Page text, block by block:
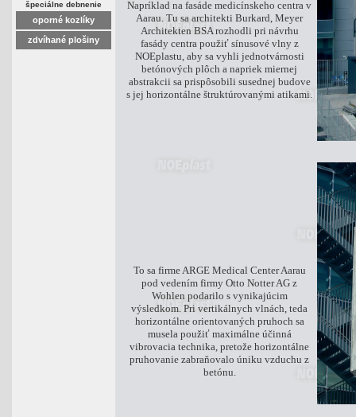
špeciálne debnenie
oporné kozlíky
zdvíhané plošiny
Napríklad na fasáde medicínskeho centra v
Aarau. Tu sa architekti Burkard, Meyer
Architekten BSA rozhodli pri návrhu
fasády centra použiť sínusové vlny z
NOEplastu, aby sa vyhli jednotvárnosti
betónových plôch a napriek miernej
abstrakcii sa prispôsobili susednej budove
s jej horizontálne štruktúrovanými atikami.
To sa firme ARGE Medical Center Aarau
pod vedením firmy Otto Notter AG z
Wohlen podarilo s vynikajúcim
výsledkom. Pri vertikálnych vlnách, teda
horizontálne orientovaných pruhoch sa
musela použiť maximálne účinná
vibrovacia technika, pretože horizontálne
pruhovanie zabraňovalo úniku vzduchu z
betónu.